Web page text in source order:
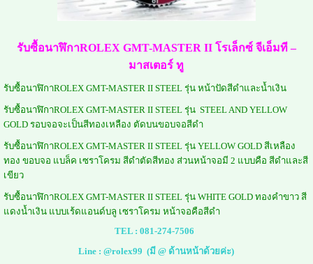
รับซื้อนาฬิกาROLEX GMT-MASTER II โรเล็กซ์ จีเอ็มที –
มาสเตอร์ ทู
รับซื้อนาฬิกาROLEX GMT-MASTER II STEEL รุ่น หน้าปัดสีดำและน้ำเงิน
รับซื้อนาฬิกาROLEX GMT-MASTER II STEEL รุ่น STEEL AND YELLOW
GOLD รอบจอจะเป็นสีทองเหลือง ตัดบนขอบจอสีดำ
รับซื้อนาฬิกาROLEX GMT-MASTER II STEEL รุ่น YELLOW GOLD สีเหลือง
ทอง ขอบจอ แบล็ค เซราโครม สีดำตัดสีทอง ส่วนหน้าจอมี 2 แบบคือ สีดำและสี
เขียว
รับซื้อนาฬิกาROLEXGMT-MASTER II STEEL รุ่น WHITE GOLD ทองคำขาว สี
แดงน้ำเงิน แบบเร้ดแอนด์บลู เซราโครม หน้าจอคือสีดำ
TEL : 081-274-7506
Line :@rolex99 (มี @ ด้านหน้าด้วยค่ะ)